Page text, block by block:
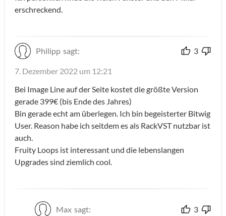
erschreckend.
Philipp sagt: 3
7. Dezember 2022 um 12:21
Bei Image Line auf der Seite kostet die größte Version
gerade 399€ (bis Ende des Jahres)
Bin gerade echt am überlegen. Ich bin begeisterter Bitwig
User. Reason habe ich seitdem es als RackVST nutzbar ist
auch.
Fruity Loops ist interessant und die lebenslangen
Upgrades sind ziemlich cool.
Max sagt: 3